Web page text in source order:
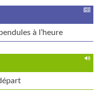
à l’heure